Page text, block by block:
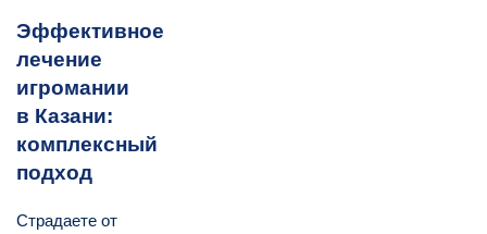
Эффективное
лечение
игромании
в Казани:
комплексный
подход
Страдаете от